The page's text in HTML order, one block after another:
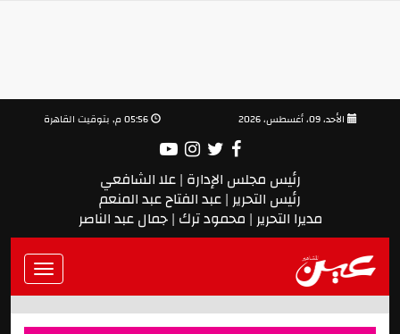
رئيس مجلس الإدارة | علا الشافعي
رئيس التحرير | عبد الفتاح عبد المنعم
مديرا التحرير | محمود ترك | جمال عبد الناصر
Toggle